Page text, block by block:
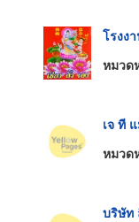
โรงง
หมวด
เจ ที
หมวด
บริษัท